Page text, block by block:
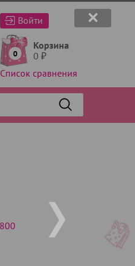
Войти
0
Корзина
0 ₽
Список сравнения